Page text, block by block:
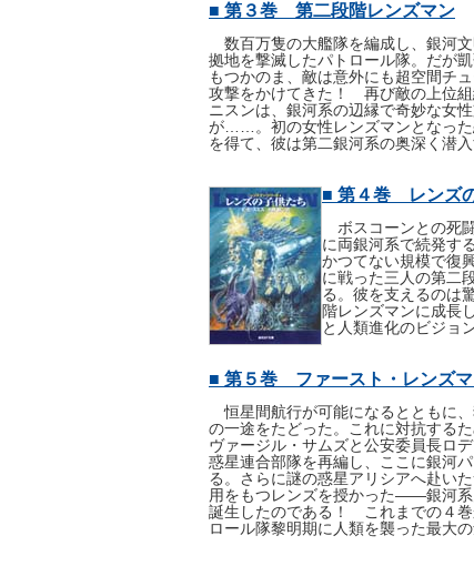
■ 第３巻 第二段階レンズマン
数百万隻の大艦隊を編成し、銀河
拠地を撃滅したパトロール隊。だが
もつかのま、敵は意外にも超空間チ
攻撃をかけてきた！ 再び敵の上位
ニスンは、銀河系の辺縁で奇妙な女
が……。初の女性レンズマンとなった
を得て、彼は第二銀河系の奥深く潜入
■ 第４巻 レンズ
ボスコーンとの死
に両銀河系で続発す
かつてない規模で復
に戦った三人の第二
る。彼を支えるのは
階レンズマンに成長
と人類進化のビジョ
■ 第５巻 ファースト・レンズ
恒星間航行が可能になるとともに
の一途をたどった。これに対抗する
ヴァージル・サムズと公安委員長ロ
惑星連合部隊を再編し、ここに銀河
る。さらに謎の惑星アリシアへ赴い
用をもつレンズを授かった――銀河
誕生したのである！ これまでの４巻
ロール隊黎明期に人類を襲った最大の